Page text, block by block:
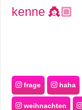
kenne 👸🏼
frage haha
weihnachten